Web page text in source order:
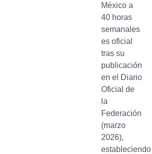
México a
40 horas
semanales
es oficial
tras su
publicación
en el Diario
Oficial de
la
Federación
(marzo
2026),
estableciendo